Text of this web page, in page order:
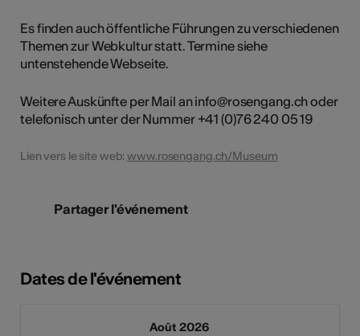
Es finden auch öffentliche Führungen zu verschiedenen
Themen zur Webkultur statt. Termine siehe
untenstehende Webseite.
Weitere Auskünfte per Mail an info@rosengang.ch oder
telefonisch unter der Nummer +41 (0)76 240 05 19
Lien vers le site web:www.rosengang.ch/Museum
Partager l'événement
Dates de l'événement
Août 2026